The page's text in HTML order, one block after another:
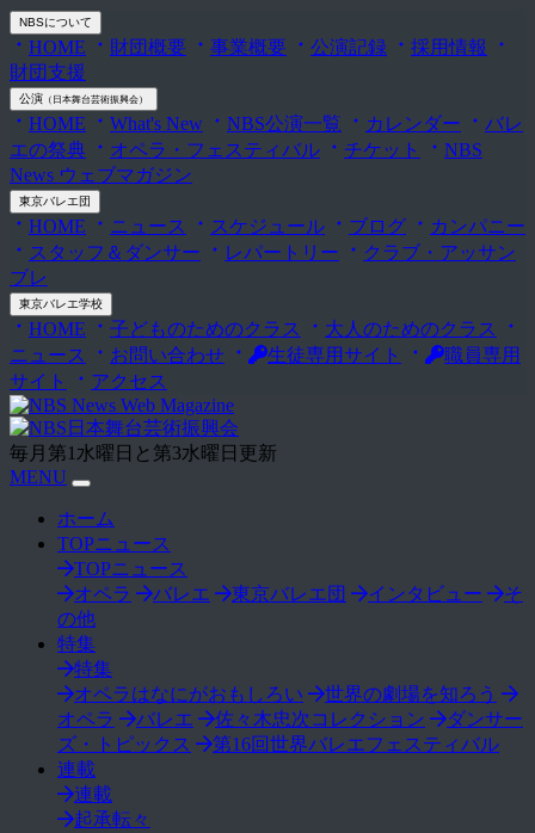
NBSについて
HOME 財団概要 事業概要 公演記録
採用情報
財団支援
公演 （日本舞台芸術振興会）
HOME What's New NBS公演一覧 カレンダー
バレ
エの祭典
オペラ・フェスティバル チケット
NBS
News ウェブマガジン
東京バレエ団
HOME ニュース スケジュール ブログ
カンパニー
スタッフ＆ダンサー
レパートリー
クラブ・アッサン
ブレ
東京バレエ学校
HOME 子どものためのクラス
大人のためのクラス
ニュース
お問い合わせ 生徒専用サイト
職員専用
サイト
アクセス
毎月第1水曜日と第3水曜日更新
MENU
ホーム
TOPニュース
TOPニュース
オペラ
バレエ 東京バレエ団 インタビュー
そ
の他
特集
特集
オペラはなにがおもしろい
世界の劇場を知ろう
オペラ
バレエ 佐々木忠次コレクション
ダンサー
ズ・トピックス
第16回世界バレエフェスティバル
連載
連載
起承転々